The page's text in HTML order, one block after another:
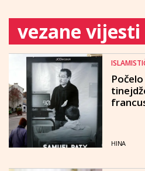
vezane vijesti
HINA